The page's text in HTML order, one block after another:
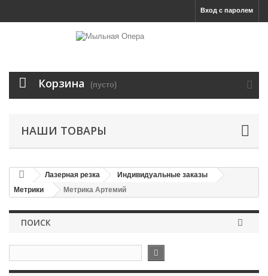
Вход с паролем
Корзина (пусто)
НАШИ ТОВАРЫ
Лазерная резка
Индивидуальные заказы
Метрики
Метрика Артемий
ПОИСК